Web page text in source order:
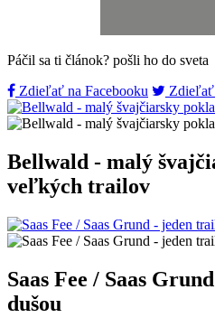
Páčil sa ti článok? pošli ho do sveta
Zdieľať na Facebooku
Zdieľať
Bellwald - malý
veľkých trailov
Saas Fee / Saas
dušou